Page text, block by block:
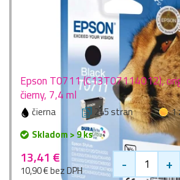
Epson T0711 (C13T07114012),
čierny, 7,4 ml
čierna 245 stran
1
Skladom > 9 ks
13,41 €
10,90 € bez DPH - +